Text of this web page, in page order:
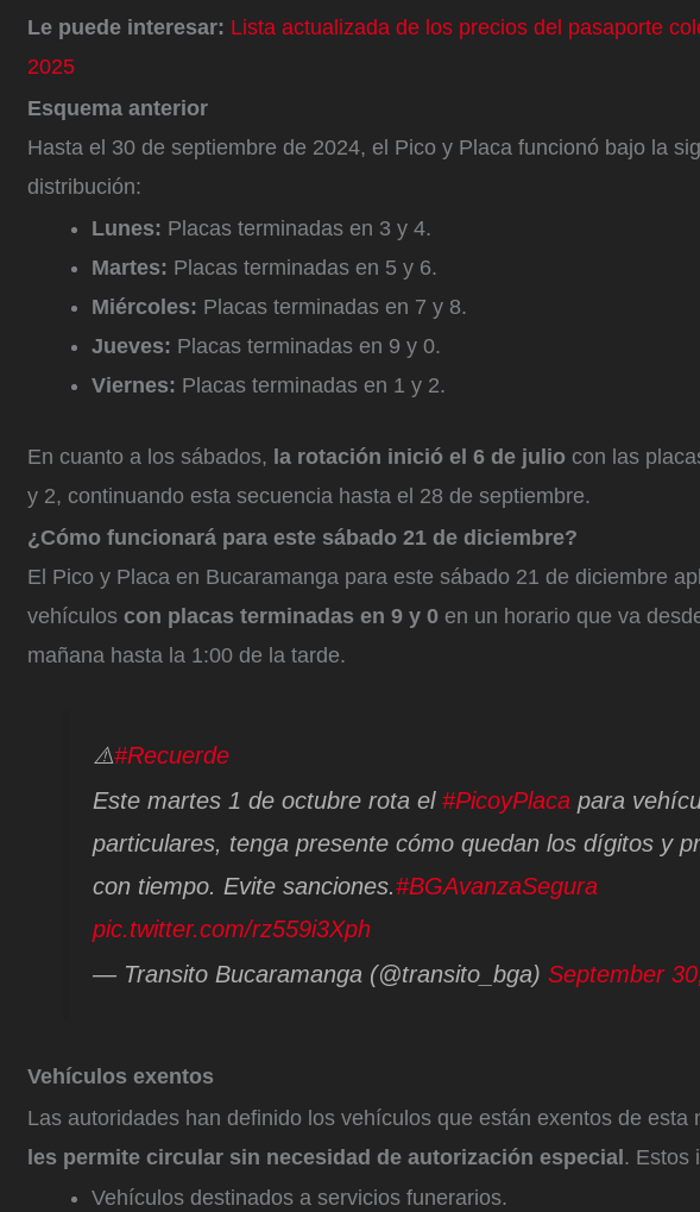
Le puede interesar: Lista actualizada de los precios del pasaporte
2025
Esquema anterior
Hasta el 30 de septiembre de 2024, el Pico y Placa funcionó bajo la
distribución:
Lunes: Placas terminadas en 3 y 4.
Martes: Placas terminadas en 5 y 6.
Miércoles: Placas terminadas en 7 y 8.
Jueves: Placas terminadas en 9 y 0.
Viernes: Placas terminadas en 1 y 2.
En cuanto a los sábados, la rotación inició el 6 de julio con las
y 2, continuando esta secuencia hasta el 28 de septiembre.
¿Cómo funcionará para este sábado 21 de diciembre?
El Pico y Placa en Bucaramanga para este sábado 21 de diciembre
vehículos con placas terminadas en 9 y 0 en un horario que va
mañana hasta la 1:00 de la tarde.
⚠️#Recuerde
Este martes 1 de octubre rota el #PicoyPlacapara
particulares, tenga presente cómo quedan los dígitos y
con tiempo. Evite sanciones.#BGAvanzaSegura
pic.twitter.com/rz559i3Xph
— Transito Bucaramanga (@transito_bga) September
Vehículos exentos
Las autoridades han definido los vehículos que están exentos de esta
les permite circular sin necesidad de autorización especial. Estos
Vehículos destinados a servicios funerarios.